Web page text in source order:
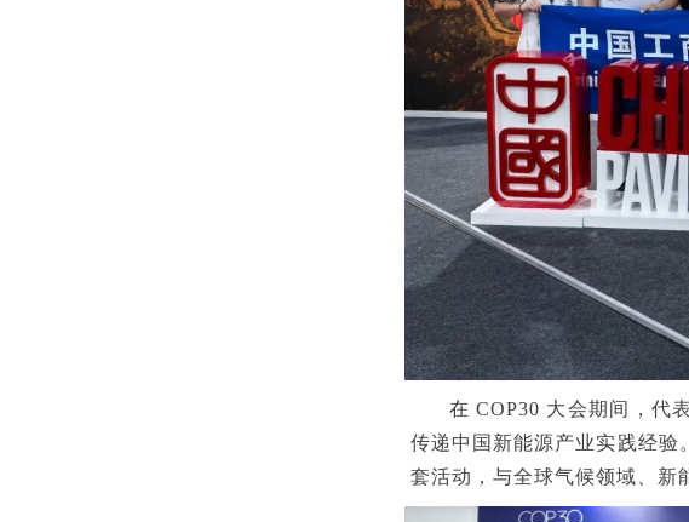
在 COP30 大会期间，代
传递中国新能源产业实践经验。
套活动，与全球气候领域、新